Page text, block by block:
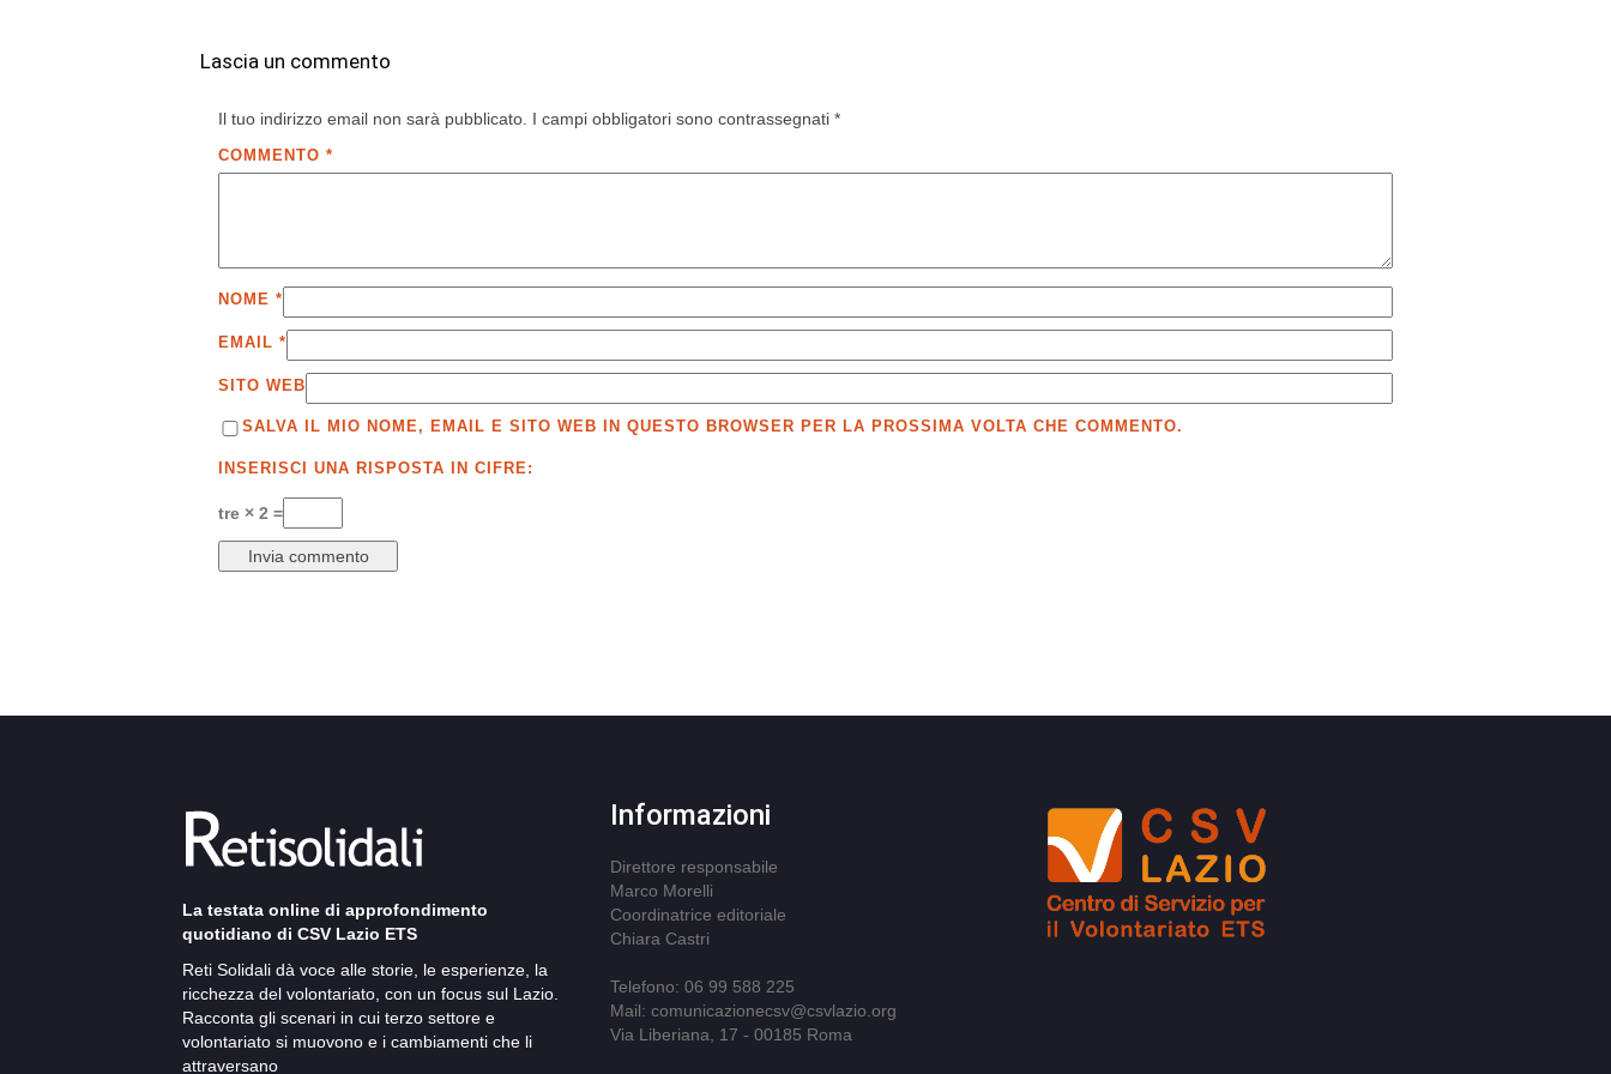
Lascia un commento
Il tuo indirizzo email non sarà pubblicato. I campi obbligatori sono contrassegnati *
COMMENTO *
NOME *
EMAIL *
SITO WEB
SALVA IL MIO NOME, EMAIL E SITO WEB IN QUESTO BROWSER PER LA PROSSIMA VOLTA CHE COMMENTO.
INSERISCI UNA RISPOSTA IN CIFRE:
tre × 2 =
La testata online di approfondimento
quotidiano di CSV Lazio ETS
Reti Solidali dà voce alle storie, le esperienze, la
ricchezza del volontariato, con un focus sul Lazio.
Racconta gli scenari in cui terzo settore e
volontariato si muovono e i cambiamenti che li
attraversano
Informazioni
Direttore responsabile
Marco Morelli
Coordinatrice editoriale
Chiara Castri
Telefono: 06 99 588 225
Mail: comunicazionecsv@csvlazio.org
Via Liberiana, 17 - 00185 Roma